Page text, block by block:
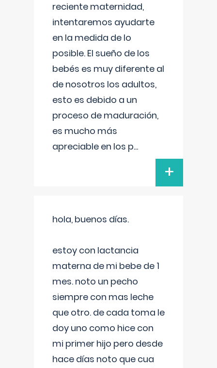
reciente maternidad,
intentaremos ayudarte
en la medida de lo
posible. El sueño de los
bebés es muy diferente al
de nosotros los adultos,
esto es debido a un
proceso de maduración,
es mucho más
apreciable en los p...
+
hola, buenos días.
estoy con lactancia
materna de mi bebe de 1
mes. noto un pecho
siempre con mas leche
que otro. de cada toma le
doy uno como hice con
mi primer hijo pero desde
hace días noto que cua